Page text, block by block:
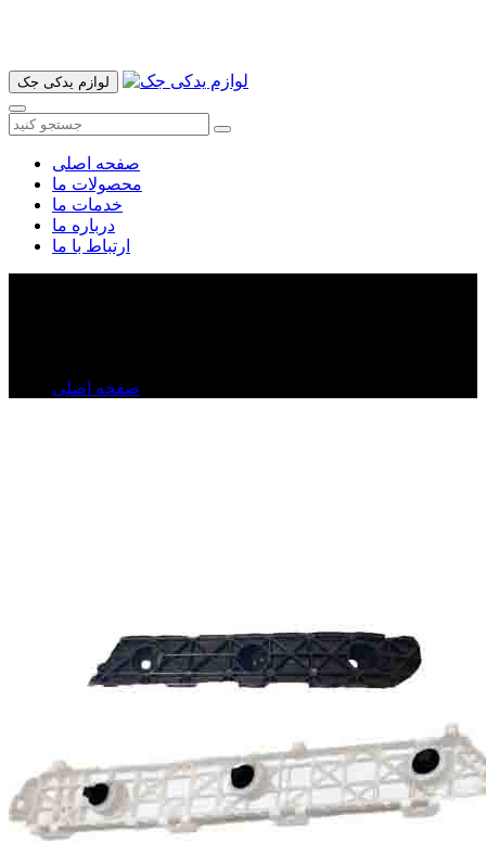
لوازم یدکی جک
صفحه اصلی
محصولات ما
خدمات ما
درباره ما
ارتباط با ما
صفحه اصلی